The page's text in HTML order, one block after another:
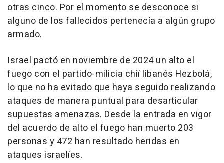
otras cinco. Por el momento se desconoce si
alguno de los fallecidos pertenecía a algún grupo
armado.
Israel pactó en noviembre de 2024 un alto el
fuego con el partido-milicia chií libanés Hezbolá,
lo que no ha evitado que haya seguido realizando
ataques de manera puntual para desarticular
supuestas amenazas. Desde la entrada en vigor
del acuerdo de alto el fuego han muerto 203
personas y 472 han resultado heridas en
ataques israelíes.